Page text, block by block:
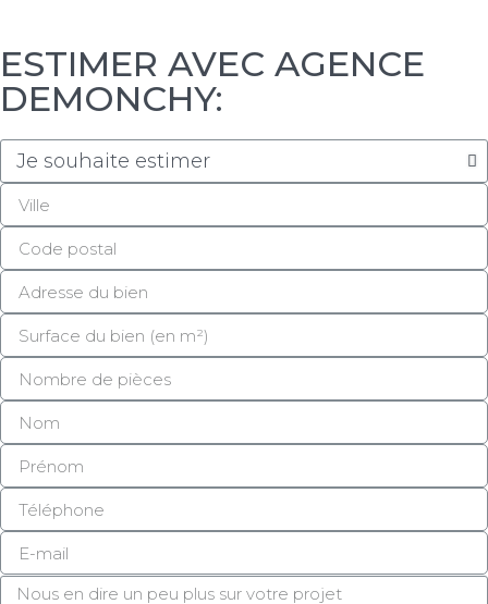
ESTIMER AVEC AGENCE
DEMONCHY: